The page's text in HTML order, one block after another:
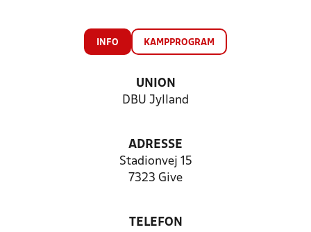
INFO KAMPPROGRAM
UNION
DBU Jylland
ADRESSE
Stadionvej 15
7323 Give
TELEFON